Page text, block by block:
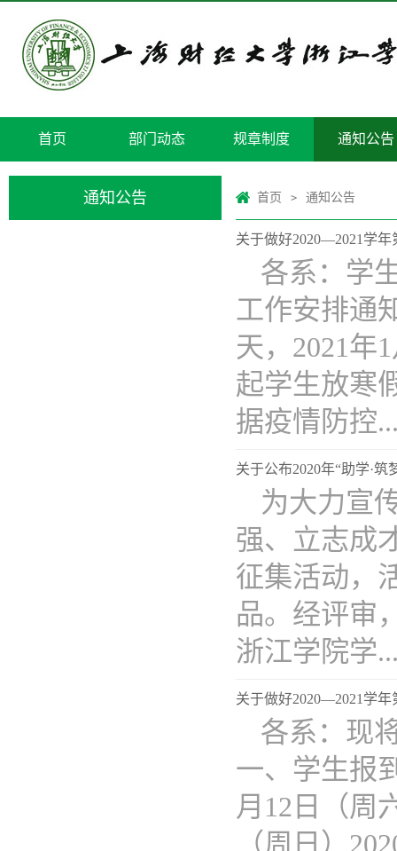
首页 部门动态 规章制度 通知公告
通知公告 首页 > 通知公告
关于做好2020—2021学
各系：学
工作安排通
天，2021年
起学生放寒
据疫情防控
关于公布2020年“助学·
为大力宣
强、立志成
征集活动，
品。经评审
浙江学院学
关于做好2020—2021学
各系：现
一、学生报
月12日（周
（周日）